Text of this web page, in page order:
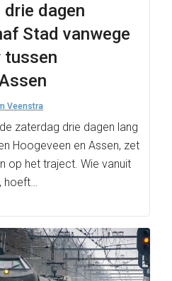
dagen
Stad vanwege
tussen
Veenstra
zaterdag drie dagen lang
Hoogeveen en Assen, zet
op het traject. Wie vanuit
hoeft…